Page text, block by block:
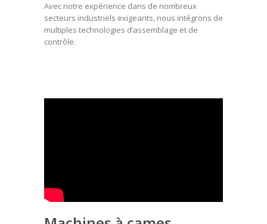
Avec notre expérience dans de nombreux
secteurs industriels exigeants, nous intégrons de
multiples technologies d’assemblage et de
contrôle.